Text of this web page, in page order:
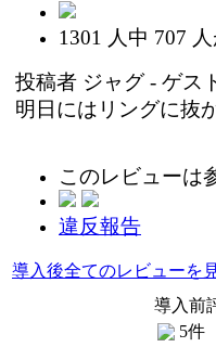
1301 人中 707
投稿者 ジャグ- ゲス
明日にはリングに抜
このレビューは
違反報告
導入後全てのレビューを
導入前
5件